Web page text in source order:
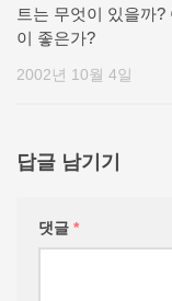
트는 무엇이 있을까?
이 좋은가?
2002년 10월 4일
답글 남기기
댓글 *